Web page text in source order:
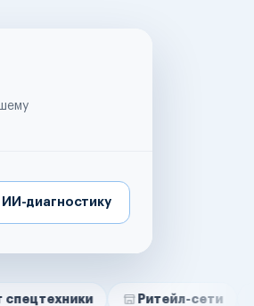
диагностику
Ритейл-сети